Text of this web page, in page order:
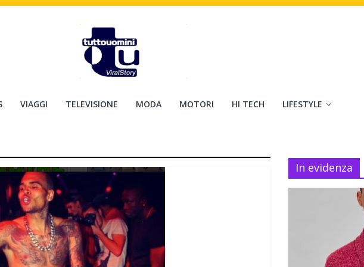
VIAGGI TELEVISIONE MODA MOTORI HI TECH LIFESTYLE
In evidenza